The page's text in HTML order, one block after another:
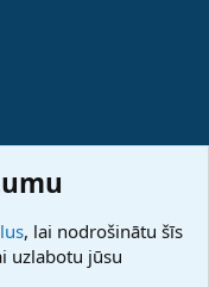
, lai nodrošinātu šīs
uzlabotu jūsu